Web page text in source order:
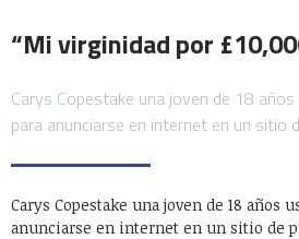
“Mi virginidad por
Carys Copestake una joven de 18
para anunciarse en internet en un
Carys Copestake una joven de 18 años
anunciarse en internet en un sitio de